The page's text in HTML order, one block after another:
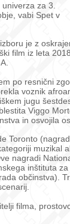
za 3.
vabi Spet v
je z
film iz leta
po resnični
voznik
jugu
Viggo
in osvojila
Toronto
muzikal
nagradi
inštituta
občinstva).
filma,